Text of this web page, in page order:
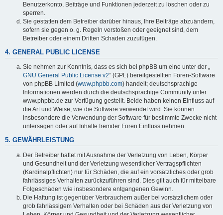
Benutzerkonto, Beiträge und Funktionen jederzeit zu löschen oder zu
sperren.
Sie gestatten dem Betreiber darüber hinaus, Ihre Beiträge abzuändern,
sofern sie gegen o. g. Regeln verstoßen oder geeignet sind, dem
Betreiber oder einem Dritten Schaden zuzufügen.
4. GENERAL PUBLIC LICENSE
Sie nehmen zur Kenntnis, dass es sich bei phpBB um eine unter der „
GNU General Public License v2“ (GPL) bereitgestellten Foren-Software
von phpBB Limited (www.phpbb.com) handelt; deutschsprachige
Informationen werden durch die deutschsprachige Community unter
www.phpbb.de zur Verfügung gestellt. Beide haben keinen Einfluss auf
die Art und Weise, wie die Software verwendet wird. Sie können
insbesondere die Verwendung der Software für bestimmte Zwecke nicht
untersagen oder auf Inhalte fremder Foren Einfluss nehmen.
5. GEWÄHRLEISTUNG
Der Betreiber haftet mit Ausnahme der Verletzung von Leben, Körper
und Gesundheit und der Verletzung wesentlicher Vertragspflichten
(Kardinalpflichten) nur für Schäden, die auf ein vorsätzliches oder grob
fahrlässiges Verhalten zurückzuführen sind. Dies gilt auch für mittelbare
Folgeschäden wie insbesondere entgangenen Gewinn.
Die Haftung ist gegenüber Verbrauchern außer bei vorsätzlichem oder
grob fahrlässigem Verhalten oder bei Schäden aus der Verletzung von